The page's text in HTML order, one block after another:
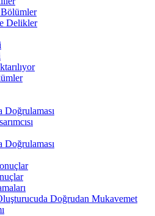
Delikler
Doğrulaması
Doğrulaması
Doğrudan Mukavemet